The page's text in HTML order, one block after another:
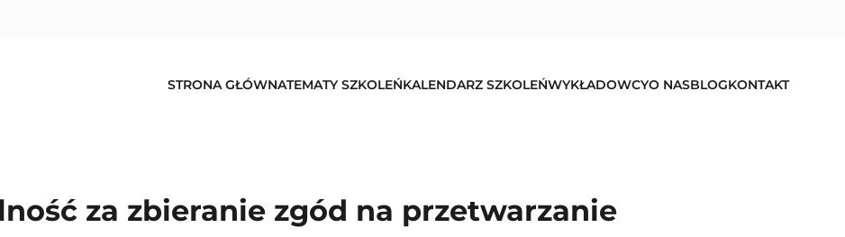
STRONA GŁÓWNATEMATY SZKOLEŃKALENDARZ SZKOLEŃWYKŁADOWCYO NASBLOGKONTAKT
za zbieranie zgód na przetwarzanie